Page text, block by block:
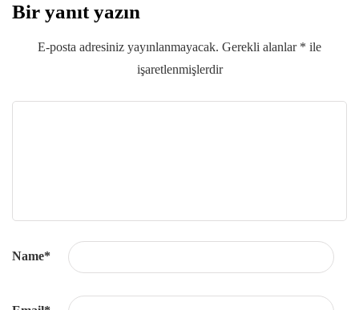
Bir yanıt yazın
E-posta adresiniz yayınlanmayacak. Gerekli alanlar * ile
işaretlenmişlerdir
Name*